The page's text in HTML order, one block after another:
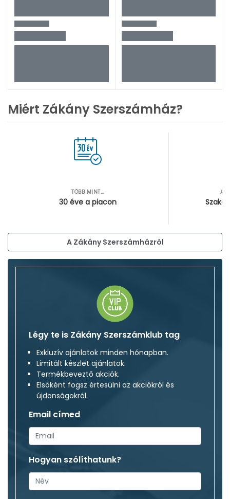
Miért Zákány Szerszámház?
TÖBB MINT...
30 éve a piacon
A Zákány Szerszámházról
Légy te is Zákány Szerszámklub tag
Exkluzív ajánlatok minden hónapban.
Limitált készlet ajánlatok.
Termékbeveztő akciók.
Elsőként fogsz értesülni az akciókról és
újdonságokról.
Email címed
Hogyan szólíthatunk?